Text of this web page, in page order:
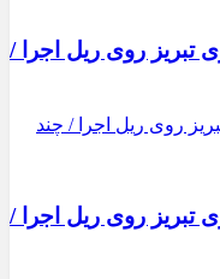
تبریز روی ریل اجرا /
تبریز روی ریل اجرا /